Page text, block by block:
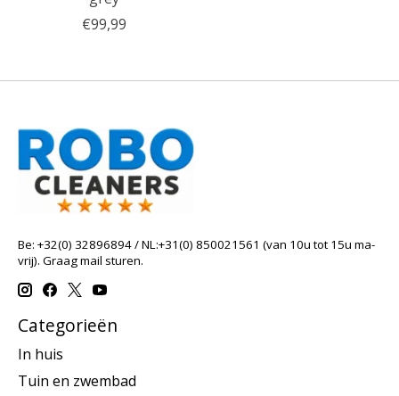
€99,99
Be: +32(0) 32896894 / NL:+31(0) 850021561 (van 10u tot 15u ma-
vrij). Graag mail sturen.
Categorieën
In huis
Tuin en zwembad